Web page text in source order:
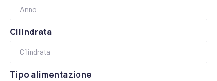
Cilindrata
Tipo alimentazione